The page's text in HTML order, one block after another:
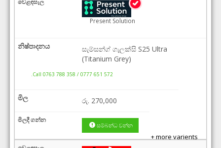
Present Solution
සැම්සන්ග් ගැලක්සි S25 Ultra
(Titanium Grey)
.Call 0763 788 358 / 0777 651 572
රු. 270,000
සම්බන්ධ වන්න
+ more varients